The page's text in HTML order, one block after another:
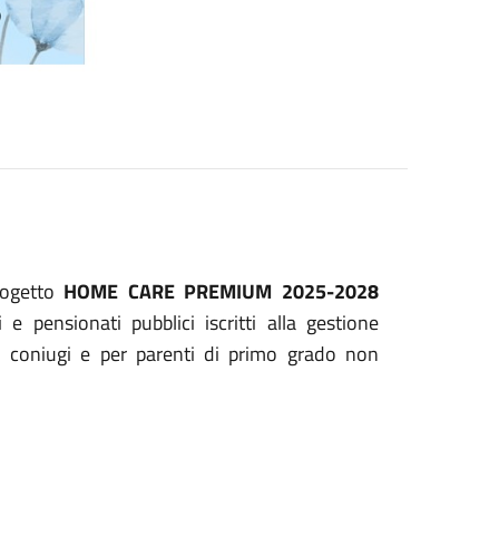
HOME CARE PREMIUM 2025-2028
e pensionati pubblici iscritti alla gestione
e per parenti di primo grado non